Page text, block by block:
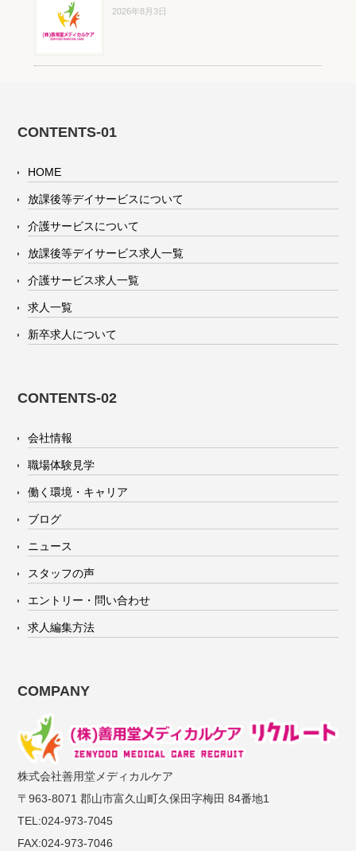
2026年8月3日
CONTENTS-01
HOME
放課後等デイサービスについて
介護サービスについて
放課後等デイサービス求人一覧
介護サービス求人一覧
求人一覧
新卒求人について
CONTENTS-02
会社情報
職場体験見学
働く環境・キャリア
ブログ
ニュース
スタッフの声
エントリー・問い合わせ
求人編集方法
COMPANY
株式会社善用堂メディカルケア
〒963-8071 郡山市富久山町久保田字梅田 84番地1
TEL:024-973-7045
FAX:024-973-7046